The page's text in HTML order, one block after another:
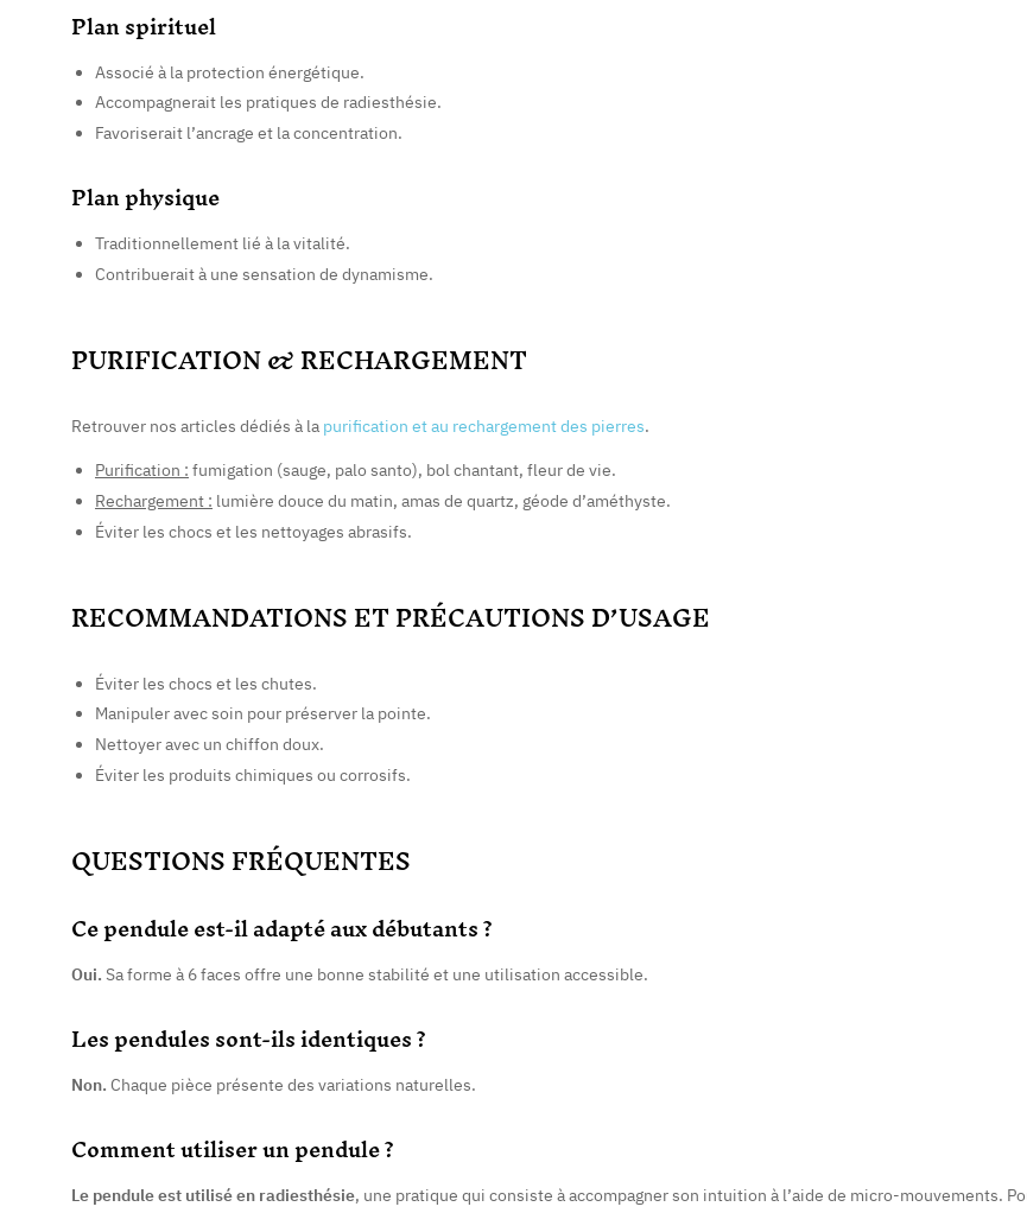
Plan spirituel
Associé à la protection énergétique.
Accompagnerait les pratiques de radiesthésie.
Favoriserait l’ancrage et la concentration.
Plan physique
Traditionnellement lié à la vitalité.
Contribuerait à une sensation de dynamisme.
PURIFICATION & RECHARGEMENT
Retrouver nos articles dédiés à la purification et au rechargement des pierres.
Purification : fumigation (sauge, palo santo), bol chantant, fleur de vie.
Rechargement : lumière douce du matin, amas de quartz, géode d’améthyste.
Éviter les chocs et les nettoyages abrasifs.
RECOMMANDATIONS ET PRÉCAUTIONS D’USAGE
Éviter les chocs et les chutes.
Manipuler avec soin pour préserver la pointe.
Nettoyer avec un chiffon doux.
Éviter les produits chimiques ou corrosifs.
QUESTIONS FRÉQUENTES
Ce pendule est-il adapté aux débutants ?
Oui. Sa forme à 6 faces offre une bonne stabilité et une utilisation accessible.
Les pendules sont-ils identiques ?
Non. Chaque pièce présente des variations naturelles.
Comment utiliser un pendule ?
Le pendule est utilisé en radiesthésie, une pratique qui consiste à accompagner son intuition à l’aide de micro-mouvements.